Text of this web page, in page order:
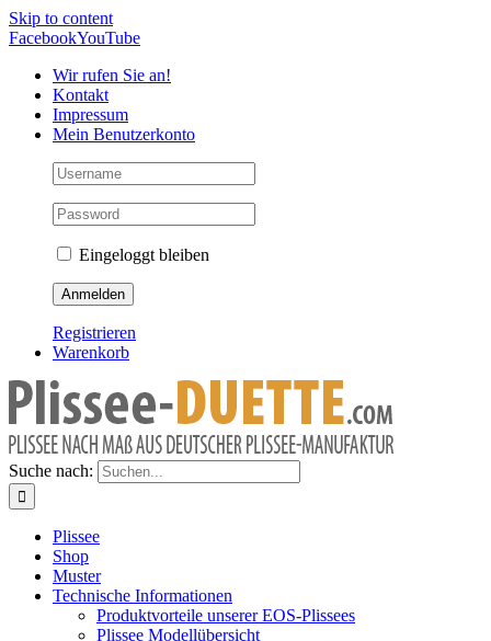
Skip to content
FacebookYouTube
Wir rufen Sie an!
Kontakt
Impressum
Mein Benutzerkonto
Eingeloggt bleiben
Registrieren
Warenkorb
Suche nach:
Plissee
Shop
Muster
Technische Informationen
Produktvorteile unserer EOS-Plissees
Plissee Modellübersicht